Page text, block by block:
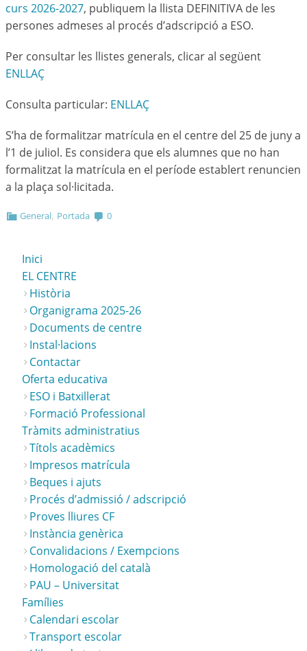
curs 2026-2027, publiquem la llista DEFINITIVA de les
persones admeses al procés d’adscripció a ESO.
Per consultar les llistes generals, clicar al següent
ENLLAÇ
Consulta particular: ENLLAÇ
S’ha de formalitzar matrícula en el centre del 25 de juny a
l’1 de juliol. Es considera que els alumnes que no han
formalitzat la matrícula en el període establert renuncien
a la plaça sol·licitada.
General, Portada 0
Inici
EL CENTRE
Història
Organigrama 2025-26
Documents de centre
Instal·lacions
Contactar
Oferta educativa
ESO i Batxillerat
Formació Professional
Tràmits administratius
Títols acadèmics
Impresos matrícula
Beques i ajuts
Procés d’admissió / adscripció
Proves lliures CF
Instància genèrica
Convalidacions / Exempcions
Homologació del català
PAU – Universitat
Famílies
Calendari escolar
Transport escolar